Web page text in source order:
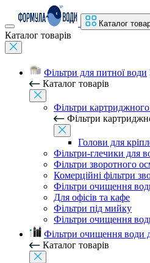
Каталог
Каталог товарів
Фільтри для питної води
Каталог товарів
Фільтри
Фільтри
Голови для
Фільтри-глечики для
Фільтри зворотного
Комерційні фільтри
Фільтри очищення
Для офісів та кафе
Фільтри під мийку
Фільтри очищення
Фільтри очищення води
Каталог товарів